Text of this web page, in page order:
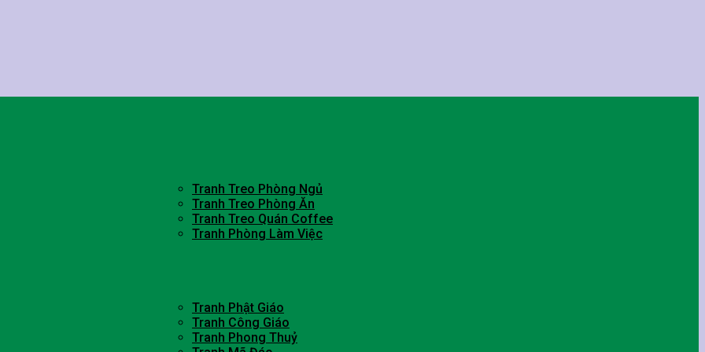
Tranh Treo Phòng Ngủ
Tranh Treo Phòng Ăn
Tranh Treo Quán Coffee
Tranh Phòng Làm Việc
Tranh Phật Giáo
Tranh Công Giáo
Tranh Phong Thuỷ